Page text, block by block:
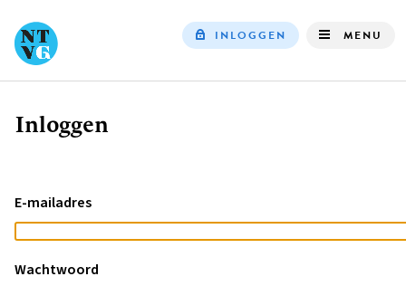
INLOGGEN MENU
Kruimelpad
Inloggen
E-mailadres
Wachtwoord